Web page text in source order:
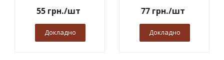
55грн./шт
Докладно
77грн./шт
Докладно